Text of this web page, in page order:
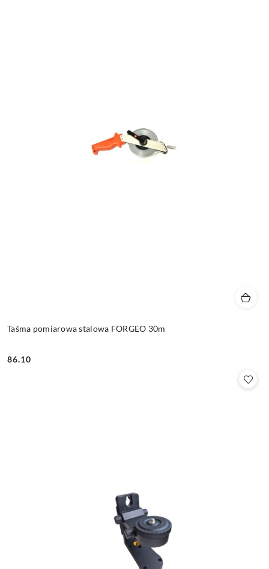
Taśma pomiarowa stalowa FORGEO 30m
Cena:
86.10